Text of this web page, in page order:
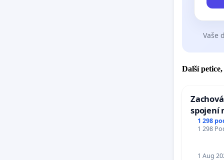
Vaše
Další
spojení
Mosty
1 298
1 298
1 Aug